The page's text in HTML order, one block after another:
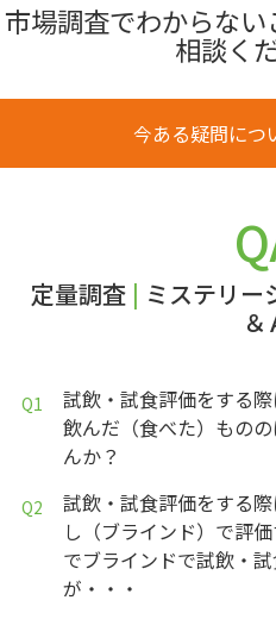
市場調査でわからな
相談く
今ある疑問につ
定量調査 | ミステリー
＆
試飲・試食評価をする
飲んだ（食べた）もの
んか？
試飲・試食評価をする
し（ブラインド）で評
でブラインドで試飲・
が・・・